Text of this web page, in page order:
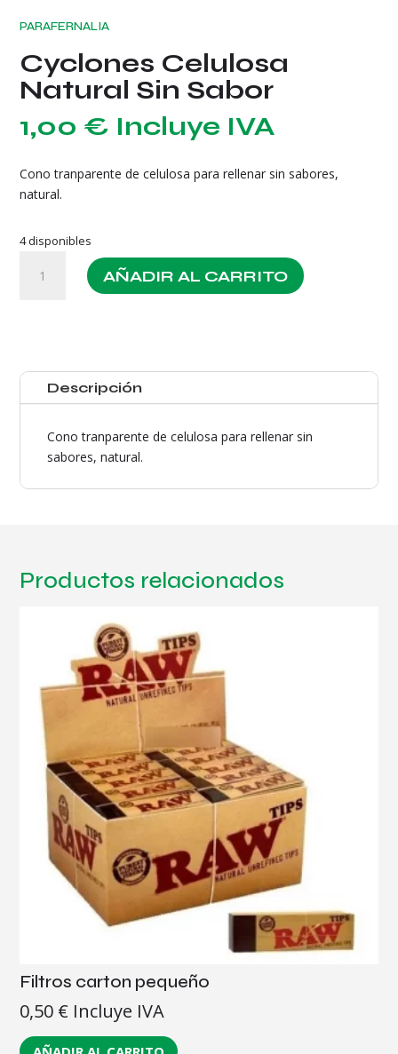
PARAFERNALIA
Cyclones Celulosa
Natural Sin Sabor
1,00 € Incluye IVA
Cono tranparente de celulosa para rellenar sin sabores,
natural.
4 disponibles
Celulosa
AÑADIR AL CARRITO
Descripción
Cono tranparente de celulosa para rellenar sin
sabores, natural.
Productos relacionados
Filtros carton pequeño
0,50 € Incluye IVA